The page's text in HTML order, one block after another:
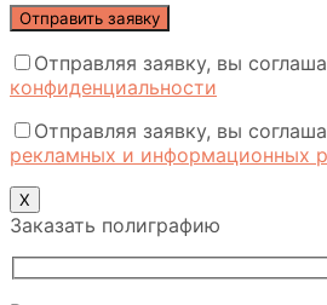
Отправляя заявку, вы
конфиденциальности
Отправляя заявку, вы
рекламных и информационных
Х
Заказать полиграфию